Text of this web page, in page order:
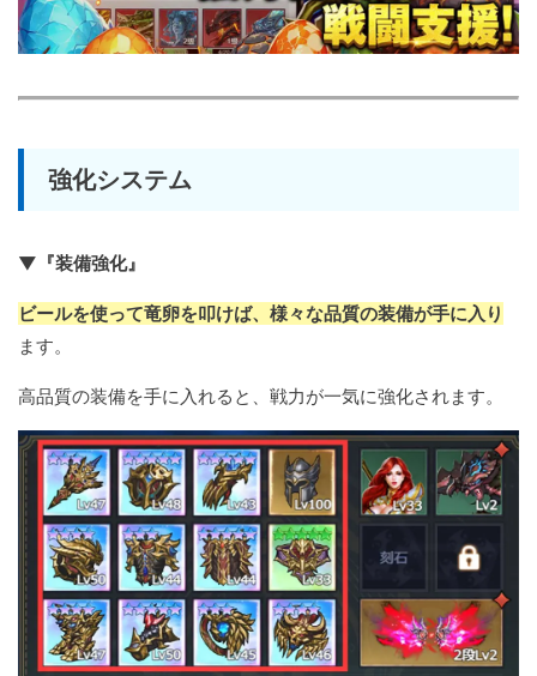
強化システム
▼『装備強化』
ビールを使って竜卵を叩けば、様々な品質の装備が手に入り
ます。
高品質の装備を手に入れると、戦力が一気に強化されます。